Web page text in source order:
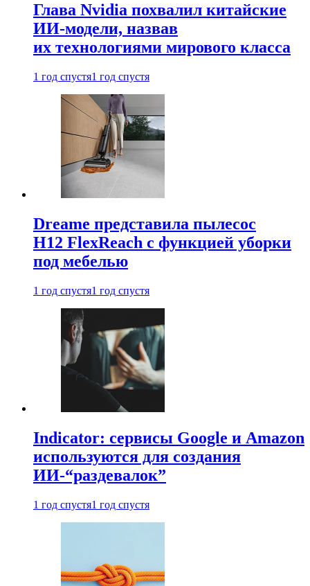
Глава Nvidia похвалил китайские
ИИ-модели, назвав
их технологиями мирового класса
1 год спустя1 год спустя
Dreame представила пылесос
H12 FlexReach с функцией уборки
под мебелью
1 год спустя1 год спустя
Indicator: сервисы Google и Amazon
используются для создания
ИИ-“раздевалок”
1 год спустя1 год спустя